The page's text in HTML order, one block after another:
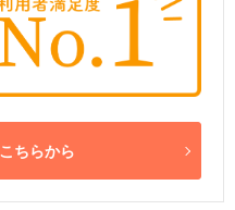
ちらから